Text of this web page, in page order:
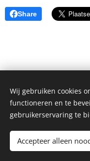
Share
Wij gebruiken cookies
functioneren en te
gebruikerservaring te
Accepteer alleen